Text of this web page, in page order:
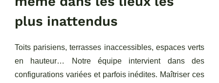
plus inattendus
Toits parisiens, terrasses inaccessibles, espaces verts
en hauteur… Notre équipe intervient dans des
configurations variées et parfois inédites. Maîtriser ces